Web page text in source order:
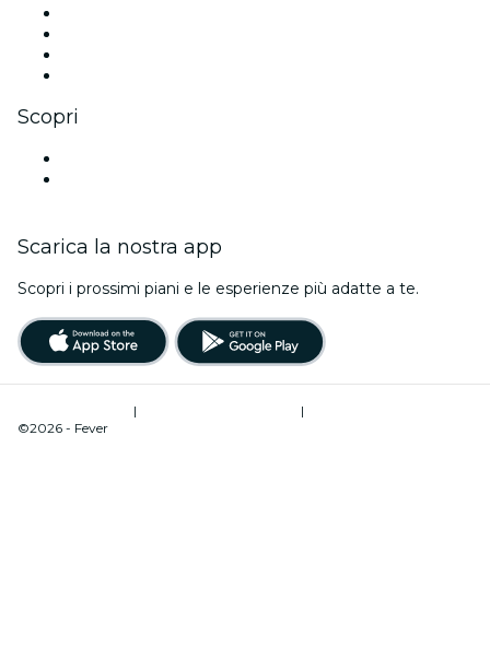
Scopri
Scarica la nostra app
Scopri i prossimi piani e le esperienze più adatte a te.
| |
©2026 - Fever